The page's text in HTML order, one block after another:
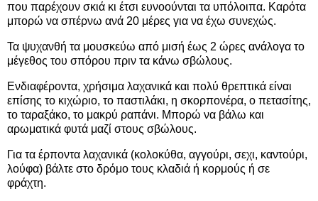
που παρέχουν σκιά κι έτσι ευνοούνται τα υπόλοιπα. Καρότα
μπορώ να σπέρνω ανά 20 μέρες για να έχω συνεχώς.
Τα ψυχανθή τα μουσκεύω από μισή έως 2 ώρες ανάλογα το
μέγεθος του σπόρου πριν τα κάνω σβώλους.
Ενδιαφέροντα, χρήσιμα λαχανικά και πολύ θρεπτικά είναι
επίσης το κιχώριο, το παστιλάκι, η σκορπονέρα, ο πετασίτης,
το ταραξάκο, το μακρύ ραπάνι. Μπορώ να βάλω και
αρωματικά φυτά μαζί στους σβώλους.
Για τα έρποντα λαχανικά (κολοκύθα, αγγούρι, σεχι, καντούρι,
λούφα) βάλτε στο δρόμο τους κλαδιά ή κορμούς ή σε
φράχτη.